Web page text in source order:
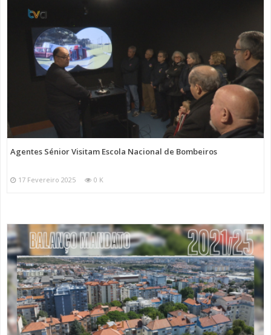
Agentes Sénior Visitam Escola Nacional de Bombeiros
17 Fevereiro 2025 0 K